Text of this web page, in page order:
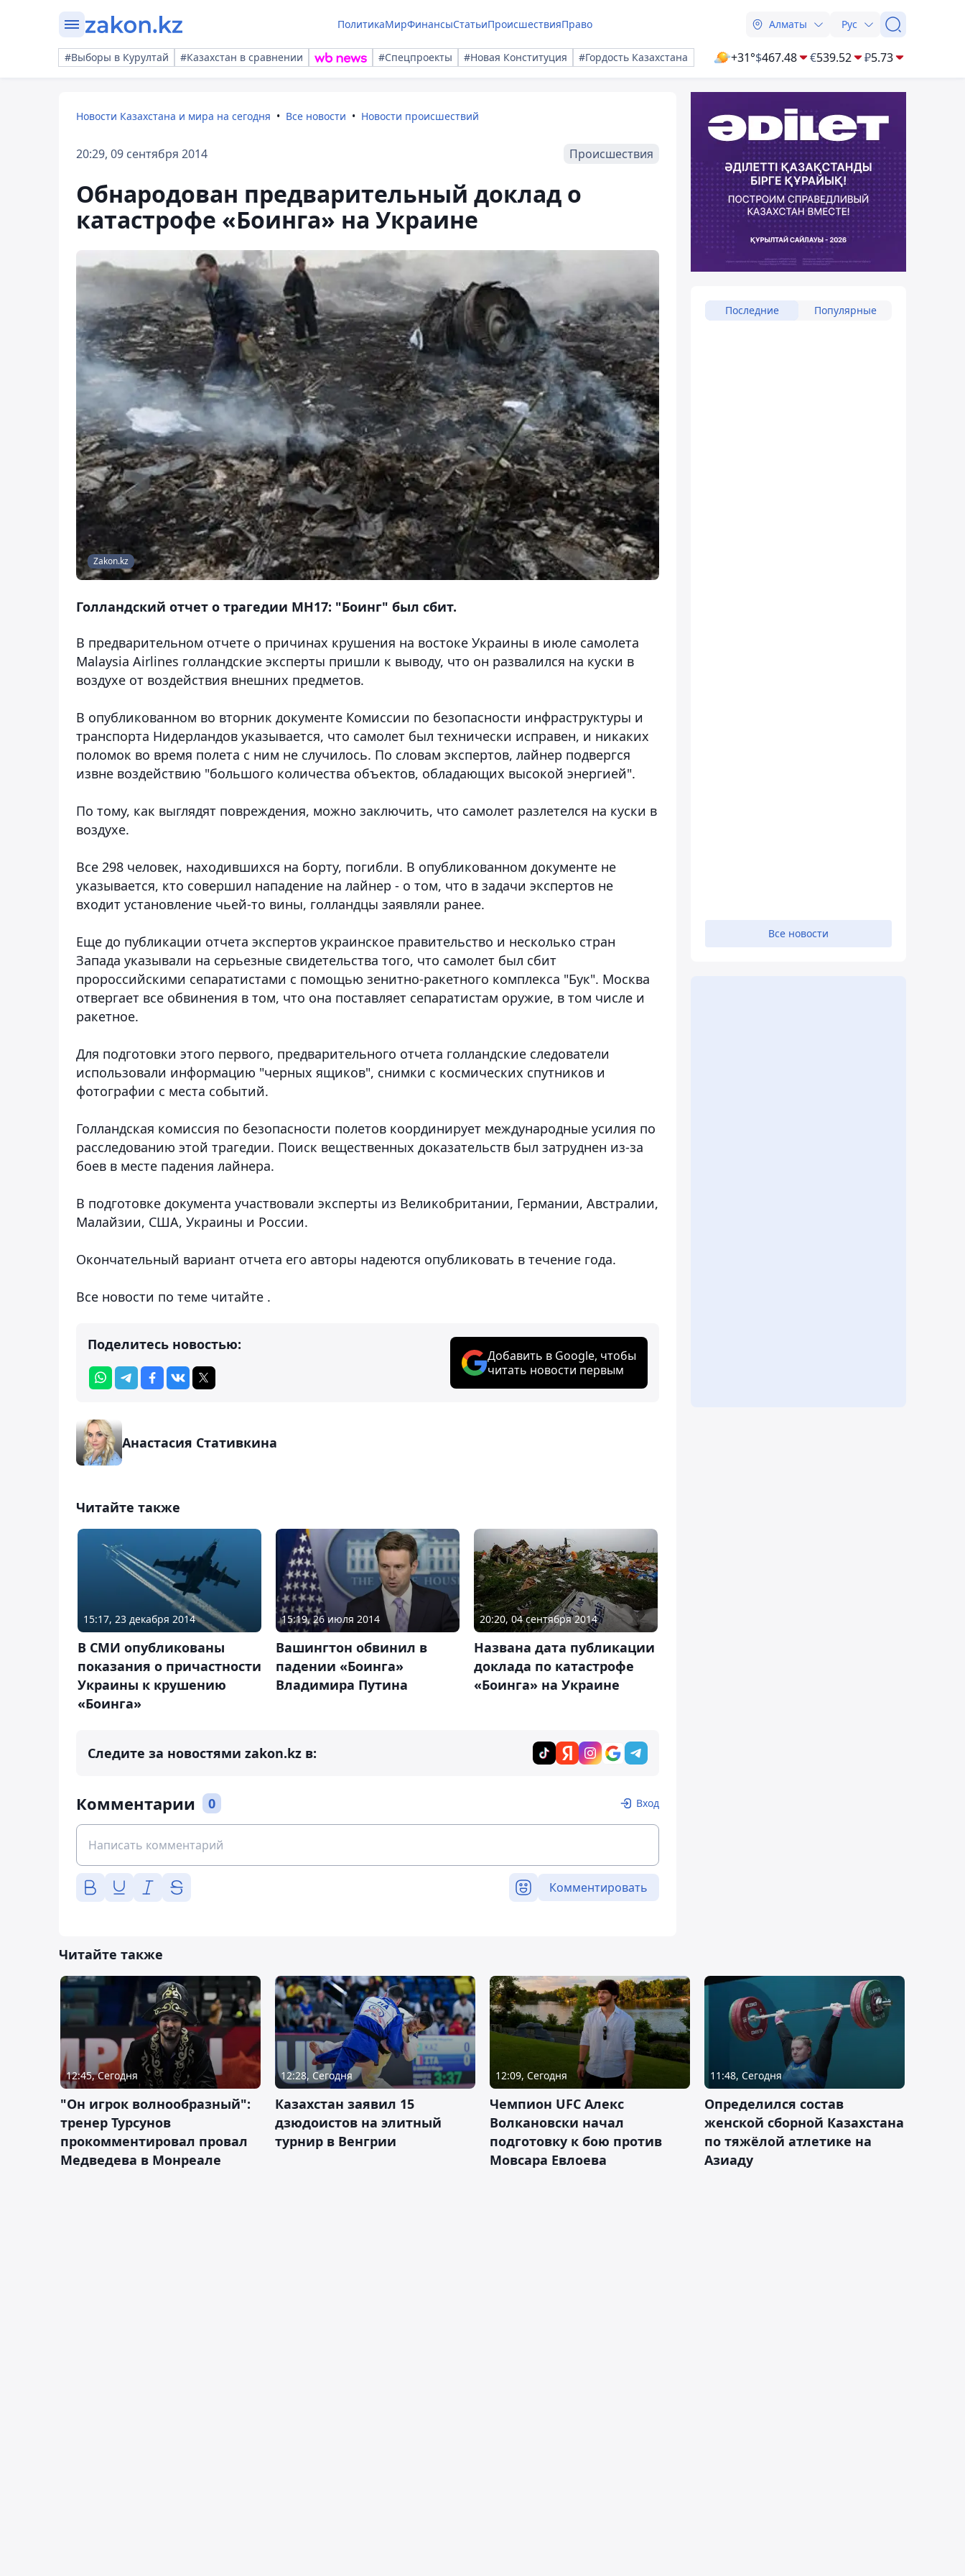
ПолитикаМирФинансыСтатьиПроисшествияПраво Алматы Рус
#Выборы в Курултай #Казахстан в сравнении #Спецпроекты #Новая Конституция #Гордость Казахстана +31°$467.48 €539.52 ₽5.73
Новости Казахстана и мира на сегодня Все новости Новости происшествий
20:29, 09 сентября 2014 Происшествия
Обнародован предварительный доклад о
катастрофе «Боинга» на Украине
Zakon.kz
Голландский отчет о трагедии MH17: "Боинг" был сбит.
В предварительном отчете о причинах крушения на востоке Украины в июле самолета
Malaysia Airlines голландские эксперты пришли к выводу, что он развалился на куски в
воздухе от воздействия внешних предметов.
В опубликованном во вторник документе Комиссии по безопасности инфраструктуры и
транспорта Нидерландов указывается, что самолет был технически исправен, и никаких
поломок во время полета с ним не случилось. По словам экспертов, лайнер подвергся
извне воздействию "большого количества объектов, обладающих высокой энергией".
По тому, как выглядят повреждения, можно заключить, что самолет разлетелся на куски в
воздухе.
Все 298 человек, находившихся на борту, погибли. В опубликованном документе не
указывается, кто совершил нападение на лайнер - о том, что в задачи экспертов не
входит установление чьей-то вины, голландцы заявляли ранее.
Еще до публикации отчета экспертов украинское правительство и несколько стран
Запада указывали на серьезные свидетельства того, что самолет был сбит
пророссийскими сепаратистами с помощью зенитно-ракетного комплекса "Бук". Москва
отвергает все обвинения в том, что она поставляет сепаратистам оружие, в том числе и
ракетное.
Для подготовки этого первого, предварительного отчета голландские следователи
использовали информацию "черных ящиков", снимки с космических спутников и
фотографии с места событий.
Голландская комиссия по безопасности полетов координирует международные усилия по
расследованию этой трагедии. Поиск вещественных доказательств был затруднен из-за
боев в месте падения лайнера.
В подготовке документа участвовали эксперты из Великобритании, Германии, Австралии,
Малайзии, США, Украины и России.
Окончательный вариант отчета его авторы надеются опубликовать в течение года.
Все но­во­сти по те­ме чи­тай­те .
Поделитесь новостью:
Добавить в Google, чтобы
читать новости первым
Анастасия Стативкина
Читайте также
15:17, 23 декабря 2014
В СМИ опубликованы
показания о причастности
Украины к крушению
«Боинга»
15:19, 26 июля 2014
Вашингтон обвинил в
падении «Боинга»
Владимира Путина
20:20, 04 сентября 2014
Названа дата публикации
доклада по катастрофе
«Боинга» на Украине
Следите за новостями zakon.kz в:
Комментарии 0 Вход
Комментировать
Последние Популярные
Все новости
Читайте также
12:45, Сегодня
"Он игрок волнообразный":
тренер Турсунов
прокомментировал провал
Медведева в Монреале
12:28, Сегодня
Казахстан заявил 15
дзюдоистов на элитный
турнир в Венгрии
12:09, Сегодня
Чемпион UFC Алекс
Волкановски начал
подготовку к бою против
Мовсара Евлоева
11:48, Сегодня
Определился состав
женской сборной Казахстана
по тяжёлой атлетике на
Азиаду